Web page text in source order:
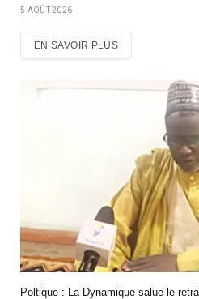
5 AOÛT 2026
EN SAVOIR PLUS
Poltique : La Dynamique salue le